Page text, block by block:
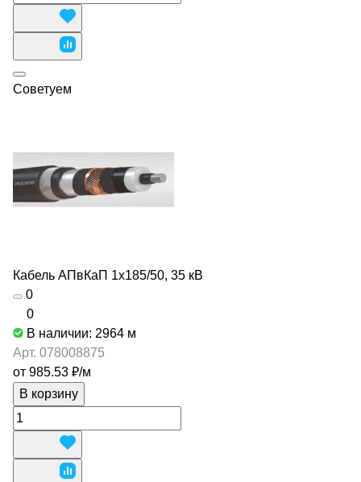
Советуем
Кабель АПвКаП 1х185/50, 35 кВ
0
0
В наличии: 2964 м
Арт. 078008875
от 985.53 ₽/м
В корзину